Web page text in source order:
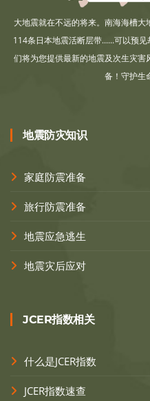
大地震就在不远的将来。南海海槽大
114条日本地震活断层带......可以预
们将为您提供最新的地震及次生灾
备！守护生
地震防灾知识
家庭防震准备
旅行防震准备
地震应急逃生
地震灾后应对
JCER指数相关
什么是JCER指数
JCER指数速查